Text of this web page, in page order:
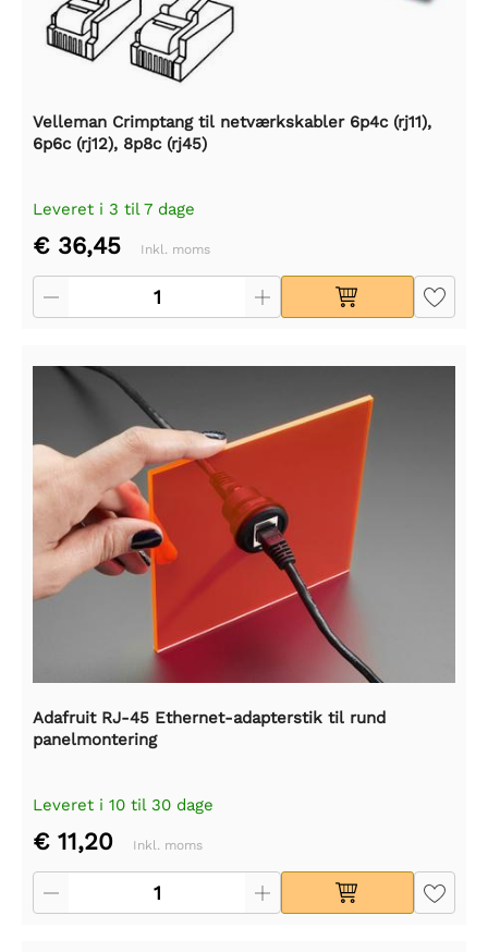
Velleman Crimptang til netværkskabler 6p4c (rj11),
6p6c (rj12), 8p8c (rj45)
Leveret i 3 til 7 dage
€ 36,45 Inkl. moms
Adafruit RJ-45 Ethernet-adapterstik til rund
panelmontering
Leveret i 10 til 30 dage
€ 11,20 Inkl. moms